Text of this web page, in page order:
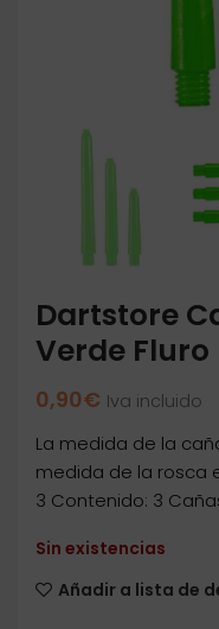
Dartstore
Verde
0,90€ Iva incluido
La medida de la
medida de la rosca
3 Contenido: 3
Sin existencias
Añadir a lista de